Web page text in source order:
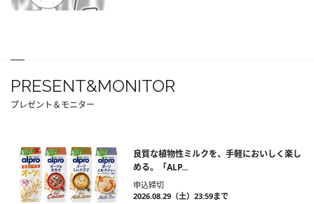
PRESENT&MONITOR
プレゼント＆モニター
良質な植物性ミルクを、手軽においしく楽し
める。「ALP...
申込締切
2026.08.29（土）23:59まで